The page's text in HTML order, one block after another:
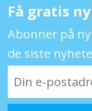
Få gratis
Abonner på
de siste